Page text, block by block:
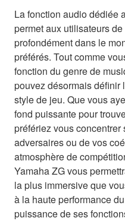
La fonction audio dédiée
permet aux utilisateurs
profondément dans le
préférés. Tout comme
fonction du genre de
pouvez désormais définir
style de jeu. Que vous
fond puissante pour
préfériez vous
adversaires ou de vos
atmosphère de
Yamaha ZG vous
la plus immersive que
à la haute performance
puissance de ses